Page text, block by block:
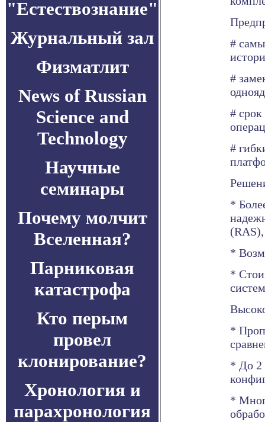
"Естествознание"
Журнальный зал
Физматлит
News of Russian
Science and
Technology
Научные
семинары
Почему молчит
Вселенная?
Парниковая
катастрофа
Кто перым
провел
клонирование?
Хронология и
парахронология
#
#
#
#
*
*
*
*
* До 2
*